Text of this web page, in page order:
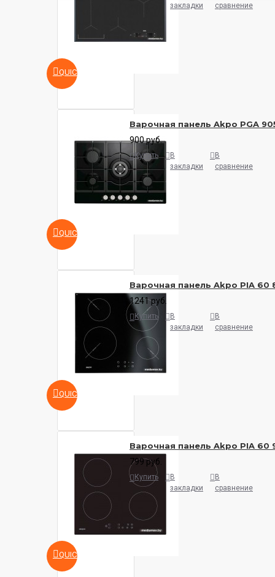
QUICKVIEW
закладки
сравнение
QUICKVIEW
Варочная панель Akpo PGA
900 руб.
Купить
В
закладки
В
сравнение
QUICKVIEW
Варочная панель Akpo PIA 60
1241 руб.
Купить
В
закладки
В
сравнение
QUICKVIEW
Варочная панель Akpo PIA 60
799 руб.
Купить
В
закладки
В
сравнение